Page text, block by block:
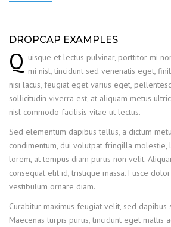
DROPCAP EXAMPLES
Q uisque et lectus pulvinar, porttitor mi
mi nisl, tincidunt sed venenatis eget,
nisi lacus, feugiat eget varius eget,
sollicitudin viverra est, at aliquam metus
nisl commodo facilisis vitae ut lectus.
Sed elementum dapibus tellus, a dictum
condimentum, dui volutpat fringilla
lorem, at tempus diam purus non velit.
consequat elit id, tristique massa. Fusce
vestibulum ornare diam.
Curabitur maximus feugiat velit, sed dapibus
Maecenas turpis purus, tincidunt eget mattis